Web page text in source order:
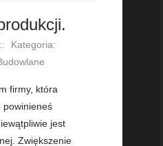
::
Kategoria:
firmy, która
powinieneś
jest
Zwiększenie